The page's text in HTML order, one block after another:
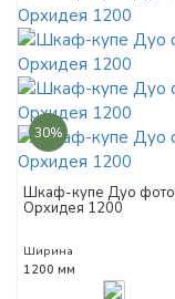
30%
Шкаф-купе Дуо фото
Орхидея 1200
Ширина
1200 мм